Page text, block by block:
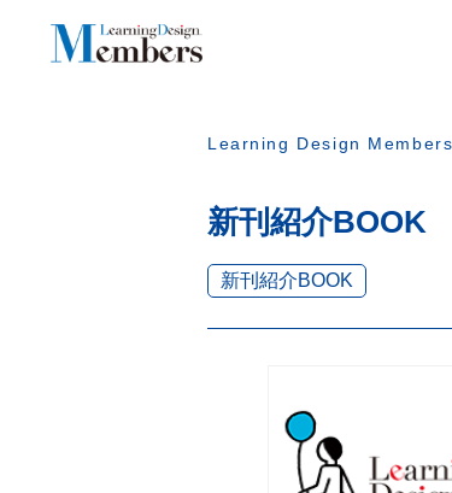
Learning Design Members
新刊紹介BOOK
新刊紹介BOOK